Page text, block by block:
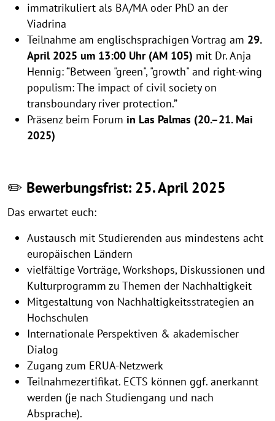
immatrikuliert als BA/MA oder PhD an der
Viadrina
Teilnahme am englischsprachigen Vortrag am 29.
April 2025 um 13:00 Uhr (AM 105) mit Dr. Anja
Hennig: “Between "green", "growth" and right-wing
populism: The impact of civil society on
transboundary river protection.”
Präsenz beim Forum in Las Palmas (20.–21. Mai
2025)
✏️ Bewerbungsfrist: 25. April 2025
Das erwartet euch:
Austausch mit Studierenden aus mindestens acht
europäischen Ländern
vielfältige Vorträge, Workshops, Diskussionen und
Kulturprogramm zu Themen der Nachhaltigkeit
Mitgestaltung von Nachhaltigkeitsstrategien an
Hochschulen
Internationale Perspektiven & akademischer
Dialog
Zugang zum ERUA-Netzwerk
Teilnahmezertifikat. ECTS können ggf. anerkannt
werden (je nach Studiengang und nach
Absprache).